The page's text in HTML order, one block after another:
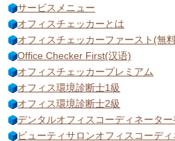
サービスメニュー
オフィスチェッカーとは
オフィスチェッカーファースト(無
Office Checker First(汉语)
オフィスチェッカープレミアム
オフィス環境診断士1級
オフィス環境診断士2級
デンタルオフィスコーディネーター
ビューティサロンオフィスコーデ